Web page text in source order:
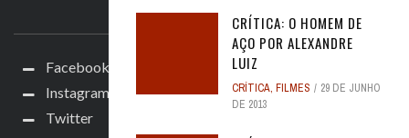
CRÍTICA: O HOMEM DE
AÇO POR ALEXANDRE
LUIZ
CRÍTICA, FILMES
29 DE JUNHO
DE 2013
ACOMPANHE
Facebook
Instagram
Twitter